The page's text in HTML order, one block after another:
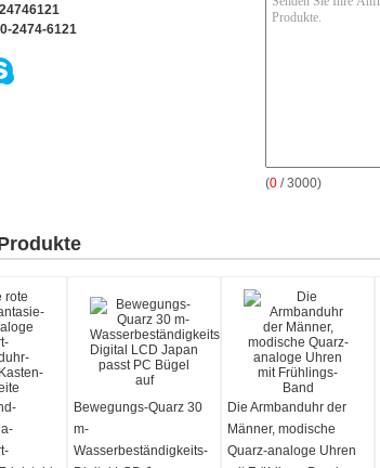
2474-6121
(0 / 3000)
Bewegungs-Quarz 30
m-
Wasserbeständigkeits-
Die Armbanduhr der
Männer, modische
Quarz-analoge Uhren